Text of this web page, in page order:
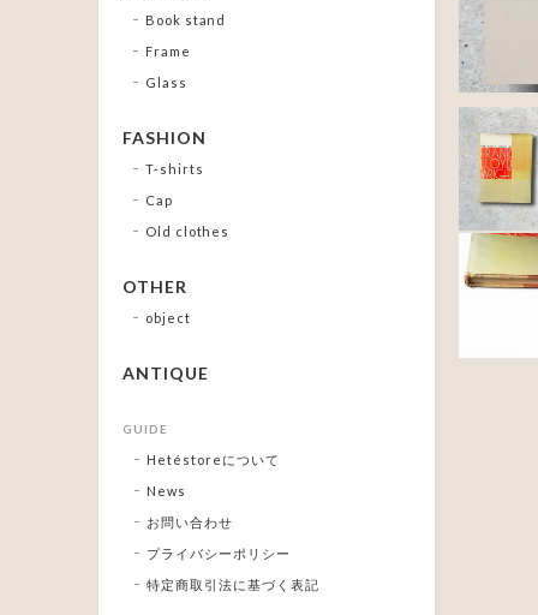
Book stand
Frame
Glass
FASHION
T-shirts
Cap
Old clothes
OTHER
object
ANTIQUE
GUIDE
Hetéstoreについて
News
お問い合わせ
プライバシーポリシー
特定商取引法に基づく表記